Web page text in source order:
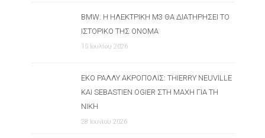
BMW: Η ΗΛΕΚΤΡΙΚΉ M3 ΘΑ ΔΙΑΤΗΡΉΣΕΙ ΤΟ
ΙΣΤΟΡΙΚΌ ΤΗΣ ΌΝΟΜΑ
15 Ιουλίου 2026
ΕΚΟ ΡΆΛΛΥ ΑΚΡΌΠΟΛΙΣ: THIERRY NEUVILLE
ΚΑΙ SEBASTIEN OGIER ΣΤΗ ΜΆΧΗ ΓΙΑ ΤΗ
ΝΊΚΗ
28 Ιουνίου 2026